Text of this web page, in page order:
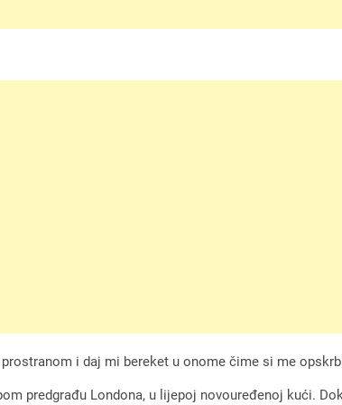
i daj mi bereket u onome čime si me
predgrađu Londona, u lijepoj novouređenoj kući.